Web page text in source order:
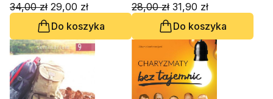
34,00 zł 29,00 zł
Do koszyka
28,00 zł 31,90 zł
Do koszyka